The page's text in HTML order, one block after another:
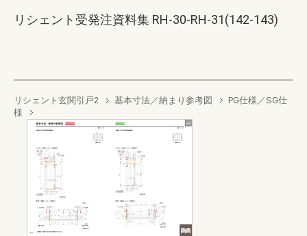
リシェント受発注資料集 RH-30-RH-31(142-143)
リシェント玄関引戸2 基本寸法／納まり参考図
PG仕様／SG仕
様